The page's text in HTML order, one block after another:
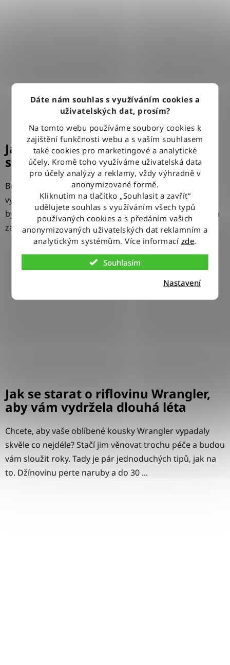
Dáte nám souhlas s využíváním cookies a
uživatelských dat, prosím?
Na tomto webu používáme soubory cookies k
zajištění funkčnosti webu a s vaším souhlasem
také cookies pro marketingové a analytické
účely. Kromě toho využíváme uživatelská data
pro účely analýzy a reklamy, vždy výhradně v
anonymizované formě.
Kliknutím na tlačítko „Souhlasit a zavřít“
udělujete souhlas s využíváním všech typů
používaných cookies a s předáním vašich
anonymizovaných uživatelských dat reklamním a
analytickým systémům. Více informací zde.
Souhlasím
Nastavení
Jak nosit bootcut džíny: Zamilujte
se do trendů roku 2025
Bootcut džíny jsou oblíbeným typem kalhot, který se
vyznačuje mírným rozšířením od kolen dolů. Tento styl
byl populární zejména v 70. letech a v posledních letech
zažívá velký návrat. Zvonáče, jak je ...
Jak se starat o riflovinu Wrangler,
aby vám vydržela dlouhá léta
Chcete, aby vaše oblíbené kousky Wrangler vypadaly
skvěle co nejdéle? Stačí jim věnovat trochu péče a budou
vám sloužit roky. Tady je pár jednoduchých tipů, jak na
to. Džínovinu perte naruby a do 30 ...